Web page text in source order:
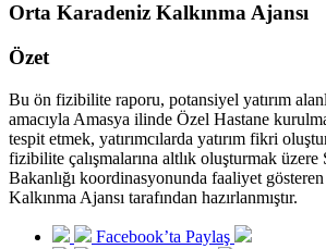
Orta Karadeniz Kalkınma Ajansı
Özet
Bu ön fizibilite raporu, potansiyel yatırım
amacıyla Amasya ilinde Özel Hastane
tespit etmek, yatırımcılarda yatırım fikri
fizibilite çalışmalarına altlık oluşturmak
Bakanlığı koordinasyonunda faaliyet
Kalkınma Ajansı tarafından hazırlanmıştır.
Facebook’ta Paylaş